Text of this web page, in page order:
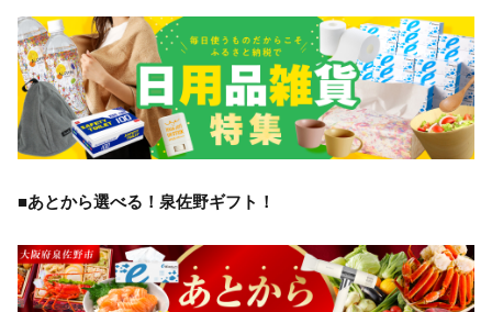
■あとから選べる！泉佐野ギフト！